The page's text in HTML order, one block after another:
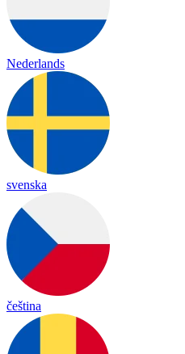
Nederlands
svenska
čeština